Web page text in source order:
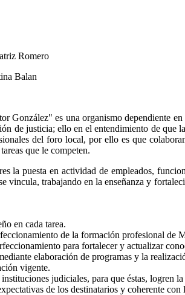
Romero
Balan
González" es una organismo dependiente
de justicia; ello en el entendimiento de
del foro local, por ello es que
que le competen.
la puesta en actividad de empleados,
vincula, trabajando en la enseñanza y
en cada tarea.
de la formación profesional de
para fortalecer y actualizar
elaboración de programas y la
vigente.
judiciales, para que éstas, logren
de los destinatarios y coherente con